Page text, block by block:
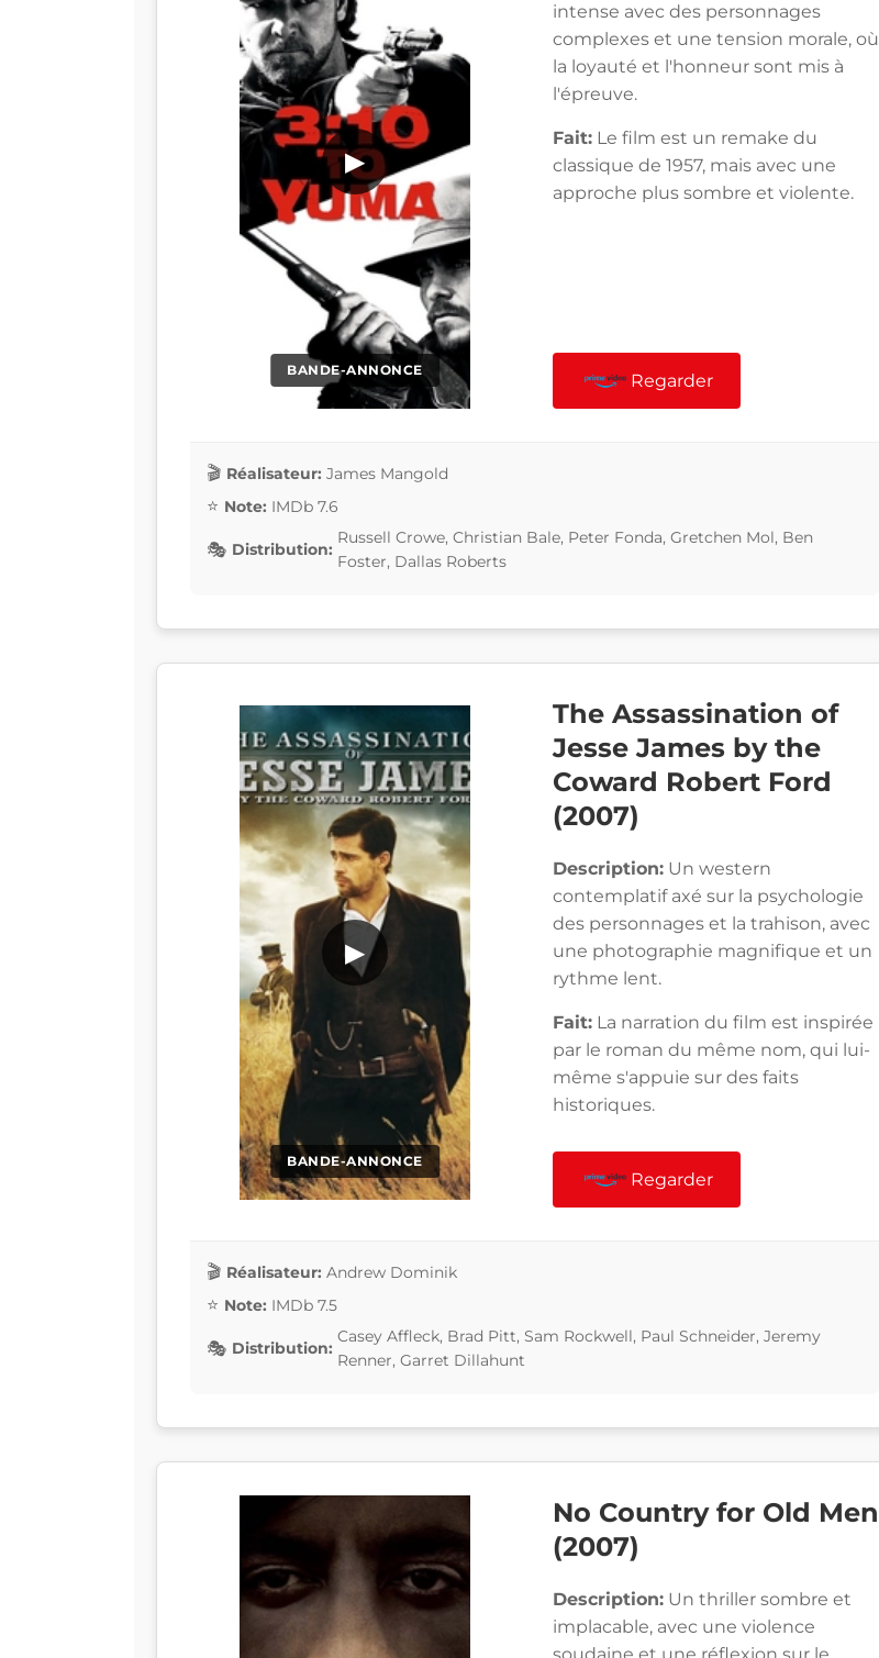
BANDE-ANNONCE
▶
intense avec des personnages
complexes et une tension morale, où
la loyauté et l'honneur sont mis à
l'épreuve.
Fait: Le film est un remake du
classique de 1957, mais avec une
approche plus sombre et violente.
Regarder
Réalisateur: James Mangold
Note: IMDb 7.6
Distribution:
Russell Crowe, Christian Bale, Peter Fonda, Gretchen Mol, Ben
Foster, Dallas Roberts
BANDE-ANNONCE
▶
The Assassination of
Jesse James by the
Coward Robert Ford
(2007)
Description: Un western
contemplatif axé sur la psychologie
des personnages et la trahison, avec
une photographie magnifique et un
rythme lent.
Fait: La narration du film est inspirée
par le roman du même nom, qui lui-
même s'appuie sur des faits
historiques.
Regarder
Réalisateur: Andrew Dominik
Note: IMDb 7.5
Distribution:
Casey Affleck, Brad Pitt, Sam Rockwell, Paul Schneider, Jeremy
Renner, Garret Dillahunt
No Country for Old Men
(2007)
Description: Un thriller sombre et
implacable, avec une violence